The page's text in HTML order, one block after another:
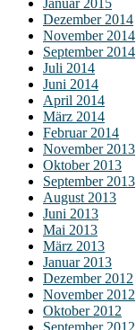
Januar 2015
Dezember 2014
November 2014
September 2014
Juli 2014
Juni 2014
April 2014
März 2014
Februar 2014
November 2013
Oktober 2013
September 2013
August 2013
Juni 2013
Mai 2013
März 2013
Januar 2013
Dezember 2012
November 2012
Oktober 2012
September 2012